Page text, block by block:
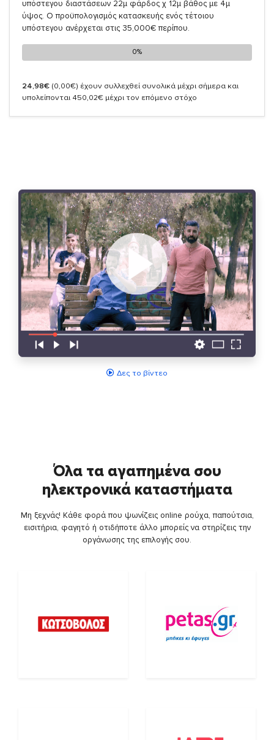
υπόστεγου διαστάσεων 22μ φάρδος χ 12μ βάθος με 4μ
ύψος. Ο προϋπολογισμός κατασκευής ενός τέτοιου
υπόστεγου ανέρχεται στις 35,000€ περίπου.
0%
0%
24,98€ (0,00€) έχουν συλλεχθεί συνολικά μέχρι σήμερα και
υπολείπονται 450,02€ μέχρι τον επόμενο στόχο
Δες το βίντεο
Όλα τα αγαπημένα σου
ηλεκτρονικά καταστήματα
Μη ξεχνάς! Κάθε φορά που ψωνίζεις online ρούχα, παπούτσια,
εισιτήρια, φαγητό ή οτιδήποτε άλλο μπορείς να στηρίζεις την
οργάνωσης της επιλογής σου.